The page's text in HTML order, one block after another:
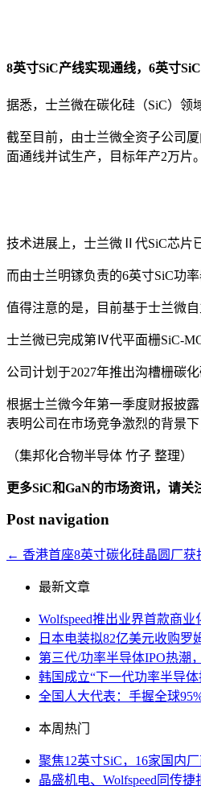
8英寸SiC产线实现通线，6英寸
据悉，士兰微在碳化硅（SiC）领
截至目前，由士兰微全资子公司
面通线并试生产，目标年产2万片
技术进展上，士兰微Ⅱ代SiC芯片
而由士兰明镓负责的6英寸SiC功
值得注意的是，目前基于士兰微
士兰微已完成第Ⅳ代平面栅SiC-
公司计划于2027年推出沟槽栅碳
根据士兰微今年第一季度财报披
表明公司在市场竞争激烈的背景
（集邦化合物半导体 竹子 整理）
更多SiC和GaN的市场资讯，请关
Post navigation
← 香港首座8英寸碳化硅晶圆厂获
最新文章
Wolfspeed推出业界首款商
日本电装拟82亿美元收购罗
第三代/功率半导体IPO热潮
韩国成立“下一代功率半导
全国人大代表：手握全球
本周热门
聚焦12英寸SiC，16家国内
晶盛机电、Wolfspeed同传